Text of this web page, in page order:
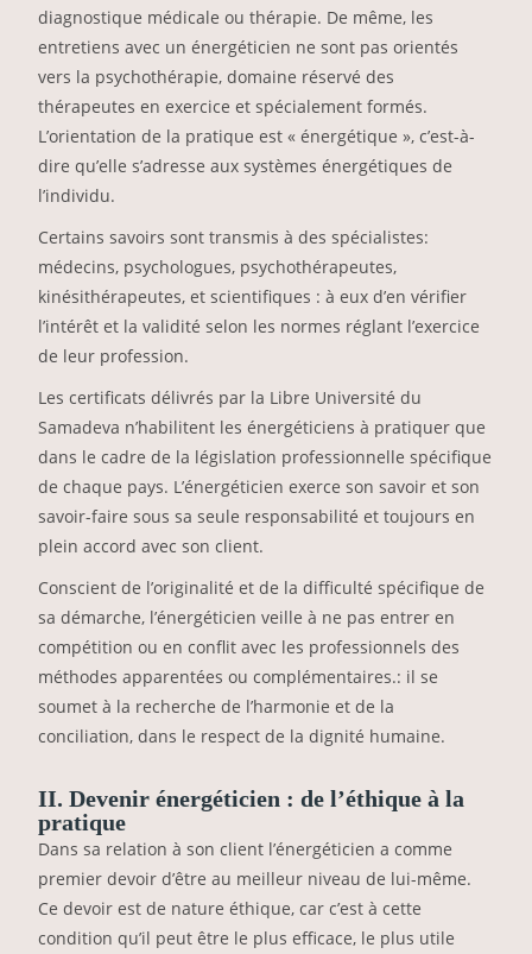
diagnostique médicale ou thérapie. De même, les
entretiens avec un énergéticien ne sont pas orientés
vers la psychothérapie, domaine réservé des
thérapeutes en exercice et spécialement formés.
L’orientation de la pratique est « énergétique », c’est-à-
dire qu’elle s’adresse aux systèmes énergétiques de
l’individu.
Certains savoirs sont transmis à des spécialistes:
médecins, psychologues, psychothérapeutes,
kinésithérapeutes, et scientifiques : à eux d’en vérifier
l’intérêt et la validité selon les normes réglant l’exercice
de leur profession.
Les certificats délivrés par la Libre Université du
Samadeva n’habilitent les énergéticiens à pratiquer que
dans le cadre de la législation professionnelle spécifique
de chaque pays. L’énergéticien exerce son savoir et son
savoir-faire sous sa seule responsabilité et toujours en
plein accord avec son client.
Conscient de l’originalité et de la difficulté spécifique de
sa démarche, l’énergéticien veille à ne pas entrer en
compétition ou en conflit avec les professionnels des
méthodes apparentées ou complémentaires.: il se
soumet à la recherche de l’harmonie et de la
conciliation, dans le respect de la dignité humaine.
II. Devenir énergéticien : de l’éthique à la
pratique
Dans sa relation à son client l’énergéticien a comme
premier devoir d’être au meilleur niveau de lui-même.
Ce devoir est de nature éthique, car c’est à cette
condition qu’il peut être le plus efficace, le plus utile